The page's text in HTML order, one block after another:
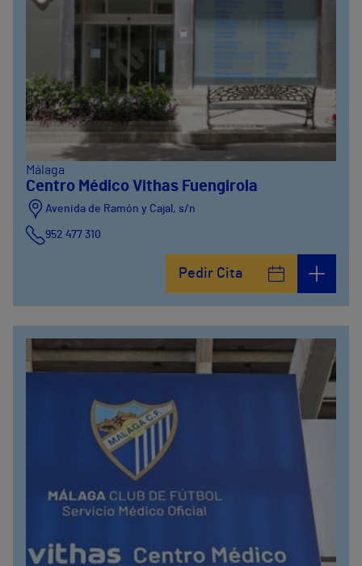
Málaga
Centro Médico Vithas Fuengirola
Avenida de Ramón y Cajal, s/n
952 477 310
Pedir Cita